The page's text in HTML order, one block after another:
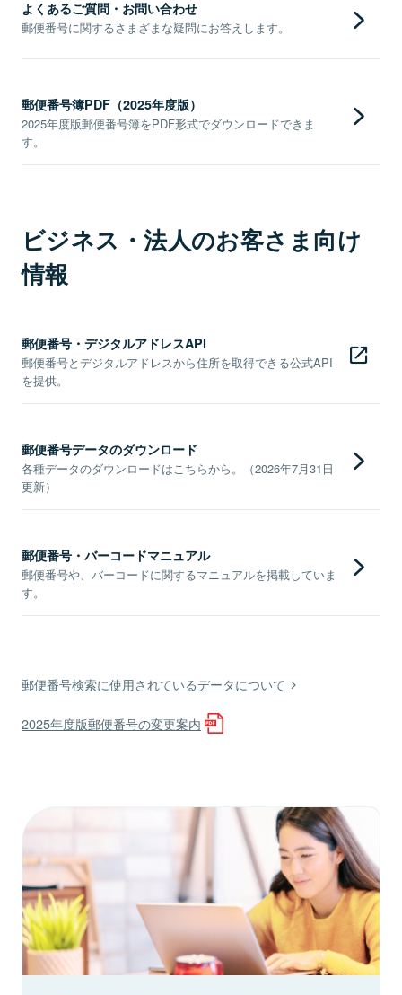
よくあるご質問・お問い合わせ
郵便番号に関するさまざまな疑問にお答えします。
郵便番号簿PDF（2025年度版）
2025年度版郵便番号簿をPDF形式でダウンロードできま
す。
ビジネス・法人のお客さま向け
情報
郵便番号・デジタルアドレスAPI
郵便番号とデジタルアドレスから住所を取得できる公式API
を提供。
郵便番号データのダウンロード
各種データのダウンロードはこちらから。（2026年7月31日
更新）
郵便番号・バーコードマニュアル
郵便番号や、バーコードに関するマニュアルを掲載していま
す。
郵便番号検索に使用されているデータについて
2025年度版郵便番号の変更案内